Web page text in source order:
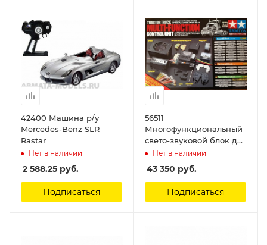
42400 Машина р/у
Mercedes-Benz SLR
Rastar
Нет в наличии
2 588.25 руб.
Подписаться
56511
Многофункциональный
свето-звуковой блок для
грузовиков Tamiya
Нет в наличии
43 350 руб.
Подписаться